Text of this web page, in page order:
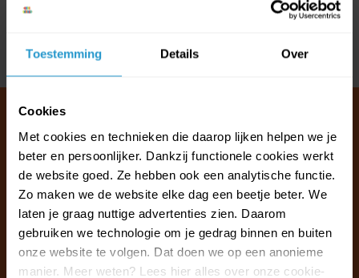
Toestemming Details Over
Cookies
Met cookies en technieken die daarop lijken helpen we je
beter en persoonlijker. Dankzij functionele cookies werkt
de website goed. Ze hebben ook een analytische functie.
Zo maken we de website elke dag een beetje beter. We
laten je graag nuttige advertenties zien. Daarom
gebruiken we technologie om je gedrag binnen en buiten
onze website te volgen. Dat doen we op een anonieme
manier. Meer weten? Lees hier alles over onze cookie-
Reviews
Delen
Klantenservice & FAQ
Wij staan voor u klaar.
Ma t/m vr van 09:30 - 16:00 telefonisch
+31 (0)13 785 62 41